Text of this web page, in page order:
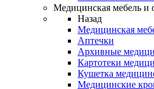
Медицинская мебель и
Назад
Медицинская
Аптечки
Архивные
Картотеки
Кушетка
Медицинские